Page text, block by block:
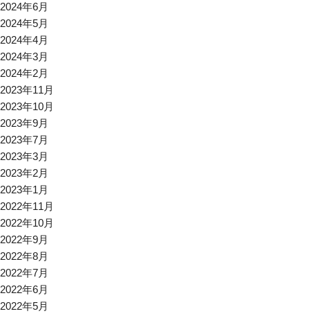
2024年6月
2024年5月
2024年4月
2024年3月
2024年2月
2023年11月
2023年10月
2023年9月
2023年7月
2023年3月
2023年2月
2023年1月
2022年11月
2022年10月
2022年9月
2022年8月
2022年7月
2022年6月
2022年5月